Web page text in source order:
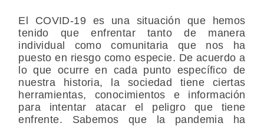
El COVID-19 es una situación que hemos
tenido que enfrentar tanto de manera
individual como comunitaria que nos ha
puesto en riesgo como especie. De acuerdo a
lo que ocurre en cada punto específico de
nuestra historia, la sociedad tiene ciertas
herramientas, conocimientos e información
para intentar atacar el peligro que tiene
enfrente. Sabemos que la pandemia ha